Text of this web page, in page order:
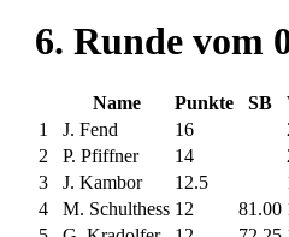
6. Runde vom
Name Punkte SB
1
J. Fend 16
2
P. Pfiffner 14
3
J. Kambor 12.5
4
M. Schulthess 12 81.00